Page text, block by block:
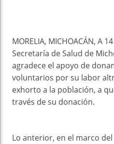
MORELIA, MICHOACÁN, A
Secretaría de Salud de
agradece el apoyo de
voluntarios por su labor
exhorto a la población, a
través de su donación.
Lo anterior, en el marco